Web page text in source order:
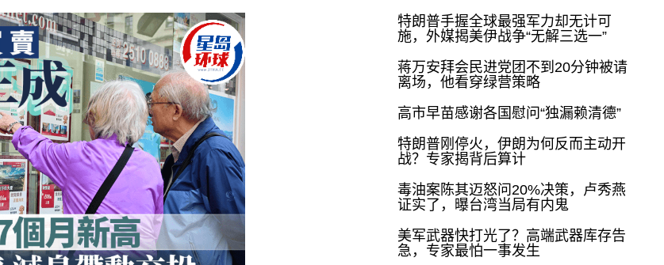
特朗普手握全球最强军力却无计可
施，外媒揭美伊战争“无解三选一”
蒋万安拜会民进党团不到20分钟被请
离场，他看穿绿营策略
高市早苗感谢各国慰问“独漏赖清德”
特朗普刚停火，伊朗为何反而主动开
战？专家揭背后算计
毒油案陈其迈怒问20%决策，卢秀燕
证实了，曝台湾当局有内鬼
美军武器快打光了？高端武器库存告
急，专家最怕一事发生